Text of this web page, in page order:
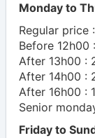
Monday to
Regular price
Before 12h00
After 13h00 :
After 14h00 :
After 16h00 :
Senior
Friday to